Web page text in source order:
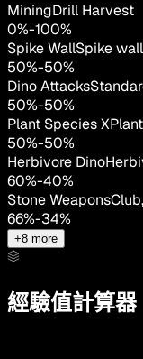
MiningDrill Harvest
0%-100%
Spike WallSpike
50%-50%
Dino Attacks
50%-50%
Plant Species X
50%-50%
Herbivore Dino
60%-40%
Stone Weapons
66%-34%
+8 more
經驗值計算器